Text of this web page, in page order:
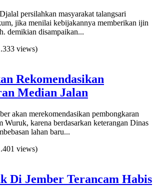
persilahkan masyarakat talangsari
jika menilai kebijakannya memberikan ijin
demikian disampaikan...
views)
Rekomendasikan
Median Jalan
akan merekomendasikan pembongkaran
Wuruk, karena berdasarkan keterangan Dinas
lahan baru...
views)
Di Jember Terancam Habis